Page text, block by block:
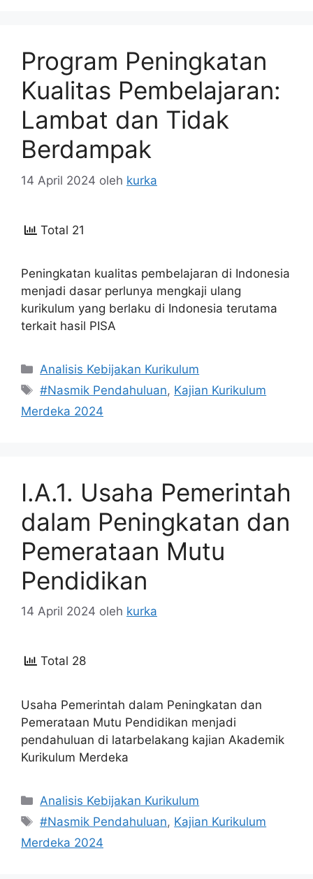
Program Peningkatan
Kualitas Pembelajaran:
Lambat dan Tidak
Berdampak
14 April 2024 oleh kurka
Total 21
Peningkatan kualitas pembelajaran di Indonesia
menjadi dasar perlunya mengkaji ulang
kurikulum yang berlaku di Indonesia terutama
terkait hasil PISA
Kategori
Analisis Kebijakan Kurikulum
Tag
#Nasmik Pendahuluan, Kajian Kurikulum
Merdeka 2024
I.A.1. Usaha Pemerintah
dalam Peningkatan dan
Pemerataan Mutu
Pendidikan
14 April 2024 oleh kurka
Total 28
Usaha Pemerintah dalam Peningkatan dan
Pemerataan Mutu Pendidikan menjadi
pendahuluan di latarbelakang kajian Akademik
Kurikulum Merdeka
Kategori
Analisis Kebijakan Kurikulum
Tag
#Nasmik Pendahuluan, Kajian Kurikulum
Merdeka 2024